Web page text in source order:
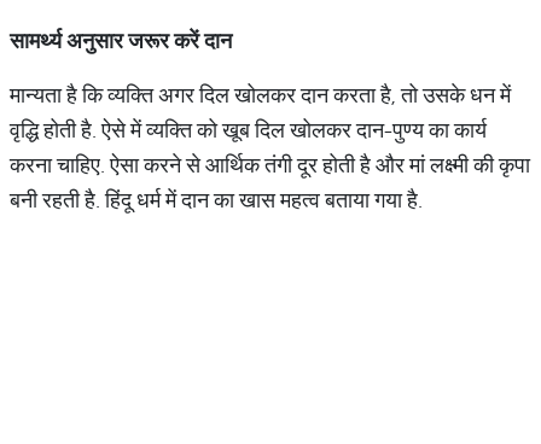
सामर्थ्य अनुसार जरूर करें दान
मान्यता है कि व्यक्ति अगर दिल खोलकर दान करता है, तो उसके धन में
वृद्धि होती है. ऐसे में व्यक्ति को खूब दिल खोलकर दान-पुण्य का कार्य
करना चाहिए. ऐसा करने से आर्थिक तंगी दूर होती है और मां लक्ष्मी की कृपा
बनी रहती है. हिंदू धर्म में दान का खास महत्व बताया गया है.